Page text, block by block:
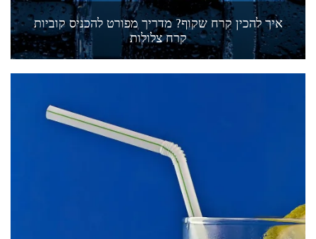
איך להכין קרח שקוף? מדריך מפורט להכניס קוביות
קרח צלולות